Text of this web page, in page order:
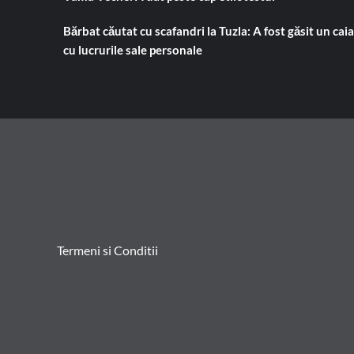
Bărbat căutat cu scafandri la Tuzla: A fost găsit un
cu lucrurile sale personale
Termeni si Conditii